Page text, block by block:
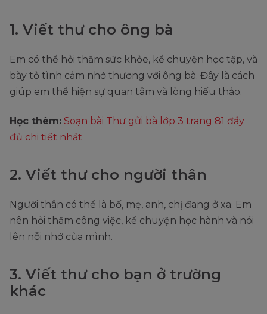
1. Viết thư cho ông bà
Em có thể hỏi thăm sức khỏe, kể chuyện học tập, và
bày tỏ tình cảm nhớ thương với ông bà. Đây là cách
giúp em thể hiện sự quan tâm và lòng hiếu thảo.
Học thêm: Soạn bài Thư gửi bà lớp 3 trang 81 đầy
đủ chi tiết nhất
2. Viết thư cho người thân
Người thân có thể là bố, mẹ, anh, chị đang ở xa. Em
nên hỏi thăm công việc, kể chuyện học hành và nói
lên nỗi nhớ của mình.
3. Viết thư cho bạn ở trường
khác